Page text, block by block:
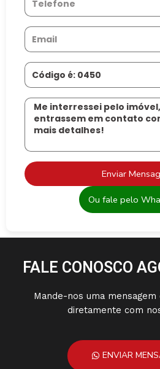
Enviar
Ou fale pelo
FALE CONOSCO
Mande-nos uma mensagem
diretamente com
ENVIAR